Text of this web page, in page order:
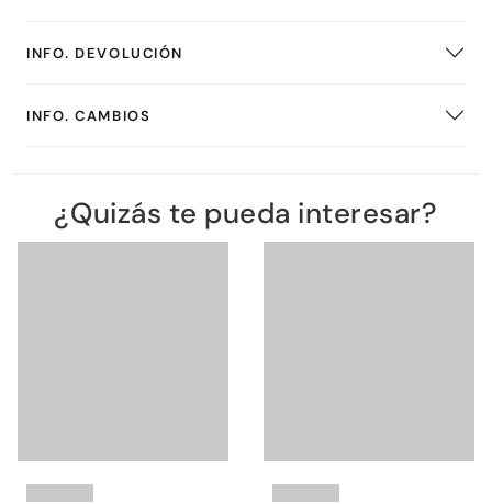
INFO. DEVOLUCIÓN
INFO. CAMBIOS
¿Quizás te pueda interesar?